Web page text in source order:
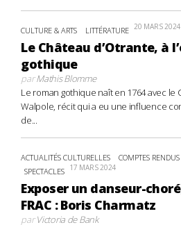
CULTURE & ARTS LITTÉRATURE 20 MARS 2024
Le Château d’Otrante, à
gothique
parMathis Blomme
Le roman gothique naît en 1764 avec le
Walpole, récit qui a eu une influence
de...
ACTUALITÉS CULTURELLES COMPTES
SPECTACLES 17 MARS 2024
Exposer un danseur-
FRAC : Boris Charmatz
parVictoria de Bank